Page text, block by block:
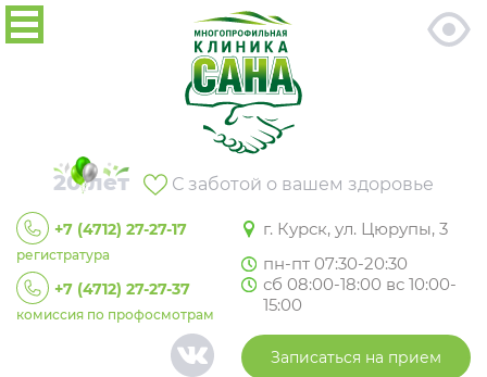
+7 (4712) 27-27-17
регистратура
+7 (4712) 27-27-37
комиссия по профосмотрам
г. Курск, ул. Цюрупы, 3
пн-пт 07:30-20:30
сб 08:00-18:00 вс 10:00-
15:00
Записаться на прием
20 лет С заботой о вашем здоровье